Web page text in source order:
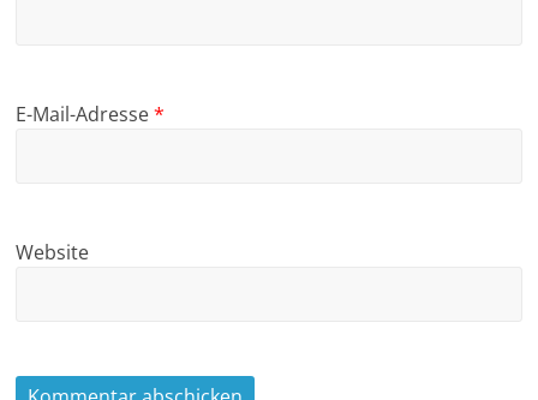
E-Mail-Adresse*
Website